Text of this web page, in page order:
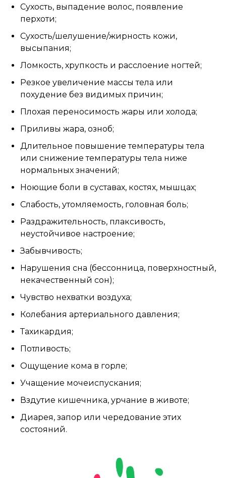
Сухость, выпадение волос, появление
перхоти;
Сухость/шелушение/жирность кожи,
высыпания;
Ломкость, хрупкость и расслоение ногтей;
Резкое увеличение массы тела или
похудение без видимых причин;
Плохая переносимость жары или холода;
Приливы жара, озноб;
Длительное повышение температуры тела
или снижение температуры тела ниже
нормальных значений;
Ноющие боли в суставах, костях, мышцах;
Слабость, утомляемость, головная боль;
Раздражительность, плаксивость,
неустойчивое настроение;
Забывчивость;
Нарушения сна (бессонница, поверхностный,
некачественный сон);
Чувство нехватки воздуха;
Колебания артериального давления;
Тахикардия;
Потливость;
Ощущение кома в горле;
Учащение мочеиспускания;
Вздутие кишечника, урчание в животе;
Диарея, запор или чередование этих
состояний.